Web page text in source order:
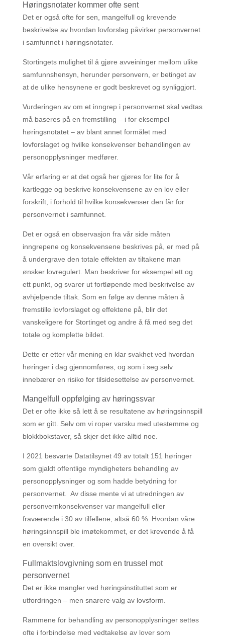
Høringsnotater kommer ofte sent
Det er også ofte for sen, mangelfull og krevende
beskrivelse av hvordan lovforslag påvirker personvernet
i samfunnet i høringsnotater.
Stortingets mulighet til å gjøre avveininger mellom ulike
samfunnshensyn, herunder personvern, er betinget av
at de ulike hensynene er godt beskrevet og synliggjort.
Vurderingen av om et inngrep i personvernet skal vedtas
må baseres på en fremstilling – i for eksempel
høringsnotatet – av blant annet formålet med
lovforslaget og hvilke konsekvenser behandlingen av
personopplysninger medfører.
Vår erfaring er at det også her gjøres for lite for å
kartlegge og beskrive konsekvensene av en lov eller
forskrift, i forhold til hvilke konsekvenser den får for
personvernet i samfunnet.
Det er også en observasjon fra vår side måten
inngrepene og konsekvensene beskrives på, er med på
å undergrave den totale effekten av tiltakene man
ønsker lovregulert. Man beskriver for eksempel ett og
ett punkt, og svarer ut fortløpende med beskrivelse av
avhjelpende tiltak. Som en følge av denne måten å
fremstille lovforslaget og effektene på, blir det
vanskeligere for Stortinget og andre å få med seg det
totale og komplette bildet.
Dette er etter vår mening en klar svakhet ved hvordan
høringer i dag gjennomføres, og som i seg selv
innebærer en risiko for tilsidesettelse av personvernet.
Mangelfull oppfølging av høringssvar
Det er ofte ikke så lett å se resultatene av høringsinnspill
som er gitt. Selv om vi roper varsku med utestemme og
blokkbokstaver, så skjer det ikke alltid noe.
I 2021 besvarte Datatilsynet 49 av totalt 151 høringer
som gjaldt offentlige myndigheters behandling av
personopplysninger og som hadde betydning for
personvernet. Av disse mente vi at utredningen av
personvernkonsekvenser var mangelfull eller
fraværende i 30 av tilfellene, altså 60 %. Hvordan våre
høringsinnspill ble imøtekommet, er det krevende å få
en oversikt over.
Fullmaktslovgivning som en trussel mot
personvernet
Det er ikke mangler ved høringsinstituttet som er
utfordringen – men snarere valg av lovsform.
Rammene for behandling av personopplysninger settes
ofte i forbindelse med vedtakelse av lover som